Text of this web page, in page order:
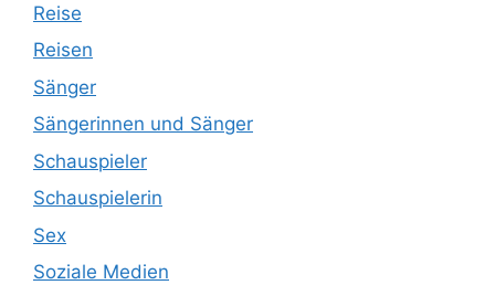
Reise
Reisen
Sänger
Sängerinnen und Sänger
Schauspieler
Schauspielerin
Sex
Soziale Medien